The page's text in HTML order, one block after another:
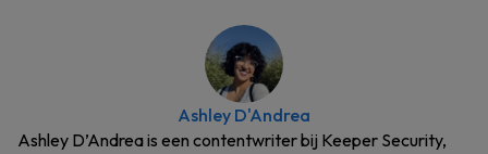
Ashley D'Andrea
Ashley D’Andrea is een contentwriter bij Keeper Security,